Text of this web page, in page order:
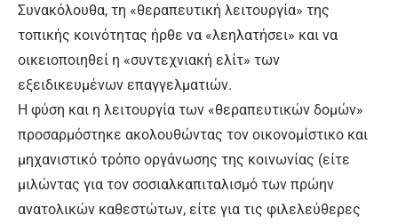
Συνακόλουθα, τη «θεραπευτική λειτουργία» της
τοπικής κοινότητας ήρθε να «λεηλατήσει» και να
οικειοποιηθεί η «συντεχνιακή ελίτ» των
εξειδικευμένων επαγγελματιών.
Η φύση και η λειτουργία των «θεραπευτικών δομών»
προσαρμόστηκε ακολουθώντας τον οικονομίστικο και
μηχανιστικό τρόπο οργάνωσης της κοινωνίας (είτε
μιλώντας για τον σοσιαλκαπιταλισμό των πρώην
ανατολικών καθεστώτων, είτε για τις φιλελεύθερες